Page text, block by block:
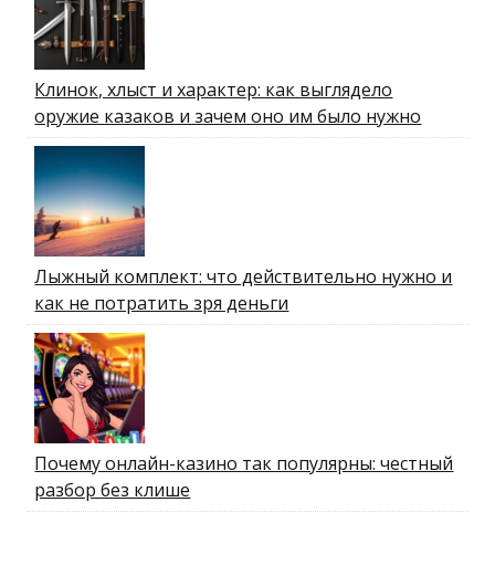
Клинок, хлыст и характер: как выглядело
оружие казаков и зачем оно им было нужно
Лыжный комплект: что действительно нужно и
как не потратить зря деньги
Почему онлайн-казино так популярны: честный
разбор без клише